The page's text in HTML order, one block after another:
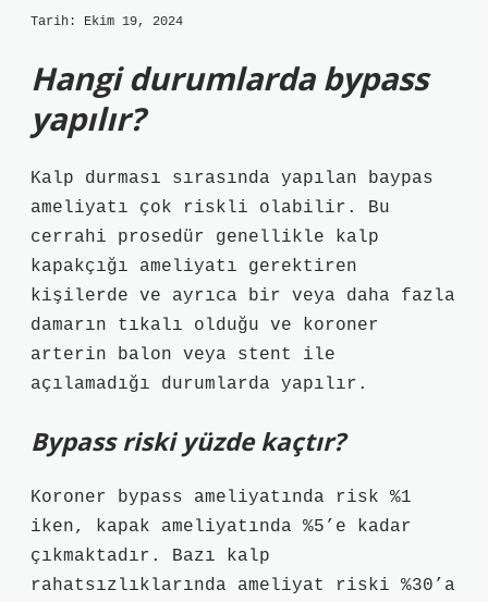
Tarih: Ekim 19, 2024
Hangi durumlarda bypass
yapılır?
Kalp durması sırasında yapılan baypas
ameliyatı çok riskli olabilir. Bu
cerrahi prosedür genellikle kalp
kapakçığı ameliyatı gerektiren
kişilerde ve ayrıca bir veya daha fazla
damarın tıkalı olduğu ve koroner
arterin balon veya stent ile
açılamadığı durumlarda yapılır.
Bypass riski yüzde kaçtır?
Koroner bypass ameliyatında risk %1
iken, kapak ameliyatında %5’e kadar
çıkmaktadır. Bazı kalp
rahatsızlıklarında ameliyat riski %30’a